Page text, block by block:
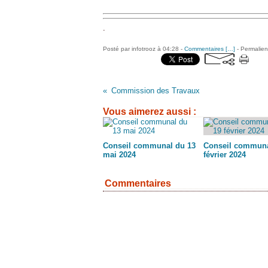
Posté par infotrooz à 04:28 - Commentaires [ ] -
Commission des Travaux
Vous aimerez aussi :
Conseil communal du 13
mai 2024
Conseil
février 2024
Commentaires